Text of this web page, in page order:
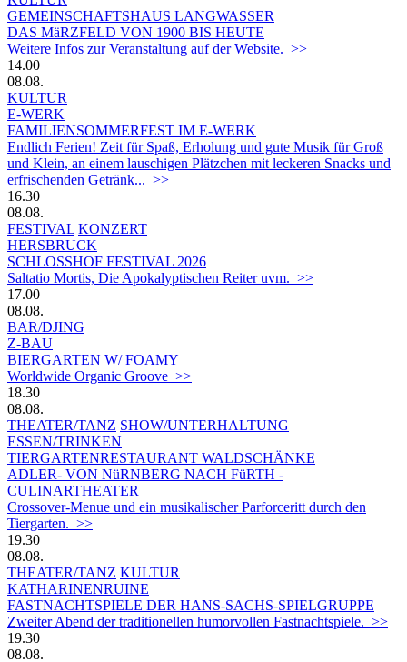
GEMEINSCHAFTSHAUS LANGWASSER
DAS MäRZFELD VON 1900 BIS HEUTE
Weitere Infos zur Veranstaltung auf der Website. >>
14.00
08.08.
KULTUR
E-WERK
FAMILIENSOMMERFEST IM E-WERK
Endlich Ferien! Zeit für Spaß, Erholung und gute Musik für Groß
und Klein, an einem lauschigen Plätzchen mit leckeren Snacks und
erfrischenden Getränk... >>
16.30
08.08.
FESTIVAL KONZERT
HERSBRUCK
SCHLOSSHOF FESTIVAL 2026
Saltatio Mortis, Die Apokalyptischen Reiter uvm. >>
17.00
08.08.
BAR/DJING
Z-BAU
BIERGARTEN W/ FOAMY
Worldwide Organic Groove >>
18.30
08.08.
THEATER/TANZ SHOW/UNTERHALTUNG
ESSEN/TRINKEN
TIERGARTEN­RESTAURANT WALDSCHÄNKE
ADLER- VON NüRNBERG NACH FüRTH -
CULINARTHEATER
Crossover-Menue und ein musikalischer Parforceritt durch den
Tiergarten. >>
19.30
08.08.
THEATER/TANZ KULTUR
KATHARINENRUINE
FASTNACHTSPIELE DER HANS-SACHS-SPIELGRUPPE
Zweiter Abend der traditionellen humorvollen Fastnachtspiele. >>
19.30
08.08.